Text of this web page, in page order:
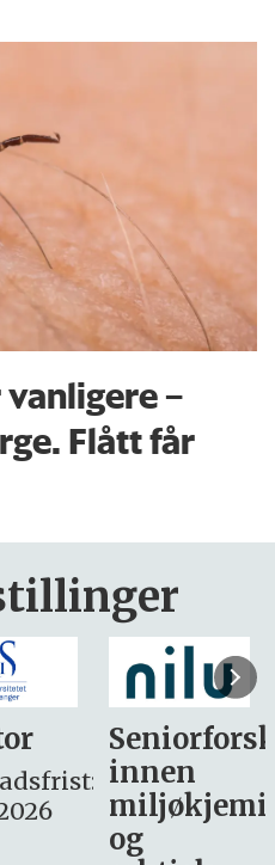
–
Flått får
søker
– fast